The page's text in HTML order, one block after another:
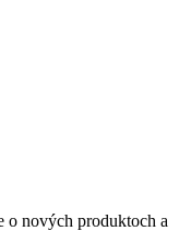
o nových produktoch a